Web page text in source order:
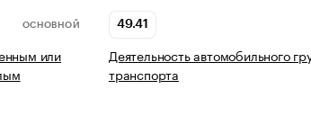
ОСНОВНОЙ
или
49.41
Деятельность автомобильного
транспорта